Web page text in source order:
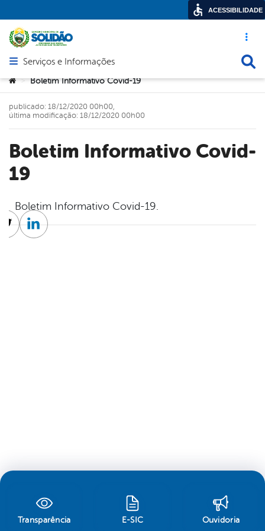
Acesso
Abrir menu principal de navegação
Serviços e Informações
Você está aqui:
> Boletim Informativo Covid-19
Boletim Informativo Covid-
19
publicado: 18/12/2020 00h00,
última modificação: 18/12/2020 00h00
Boletim Informativo Covid-19.
TwitterLinkedin
Transparência E-SIC Ouvidoria
ACESSIBILIDADE